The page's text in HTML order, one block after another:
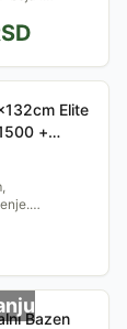
grejača ima
izbacuju
Elite
+
Bazen